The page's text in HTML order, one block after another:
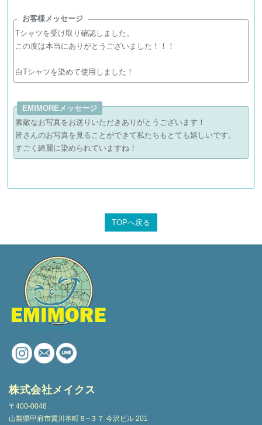
お客様メッセージ
Tシャツを受け取り確認しました。
この度は本当にありがとうございました！！！
白Tシャツを染めて使用しました！
EMIMOREメッセージ
素敵なお写真をお送りいただきありがとうございます！
皆さんのお写真を見ることができて私たちもとても嬉しいです。
すごく綺麗に染められていますね！
TOPへ戻る
株式会社メイクス
〒400-0048
山梨県甲府市貢川本町８−３７ 今沢ビル 201